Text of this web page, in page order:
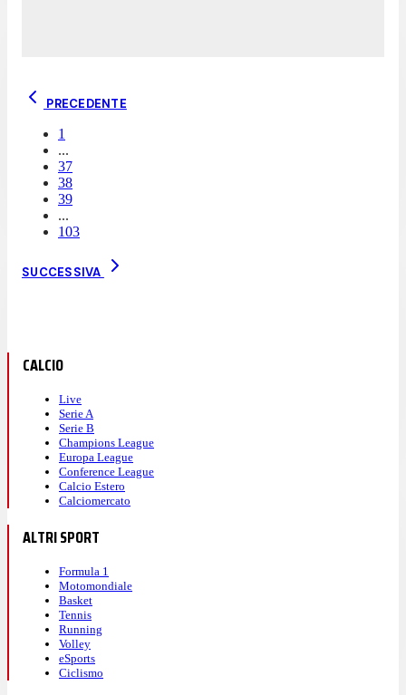
PRECEDENTE
1
...
37
38
39
...
103
SUCCESSIVA
CALCIO
Live
Serie A
Serie B
Champions League
Europa League
Conference League
Calcio Estero
Calciomercato
ALTRI SPORT
Formula 1
Motomondiale
Basket
Tennis
Running
Volley
eSports
Ciclismo